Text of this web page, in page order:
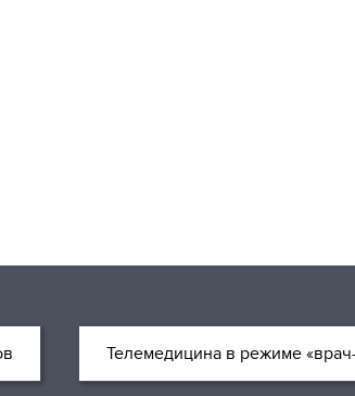
Телемедицина в режиме